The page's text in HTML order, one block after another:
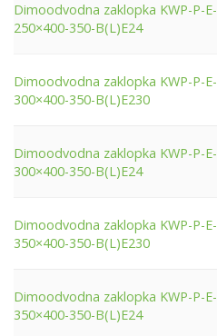
Dimoodvodna zaklopka KWP-P-E-
250×400-350-B(L)E24
Dimoodvodna zaklopka KWP-P-E-
300×400-350-B(L)E230
Dimoodvodna zaklopka KWP-P-E-
300×400-350-B(L)E24
Dimoodvodna zaklopka KWP-P-E-
350×400-350-B(L)E230
Dimoodvodna zaklopka KWP-P-E-
350×400-350-B(L)E24